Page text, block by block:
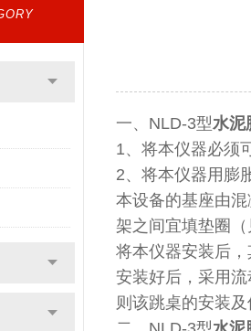
一、NLD-3型水泥
1、将本仪器必须
2、将本仪器用膨
本设备的基座由
架之间宜填垫圈
将本仪器安装后
安装好后，采用
则该跳桌的安装